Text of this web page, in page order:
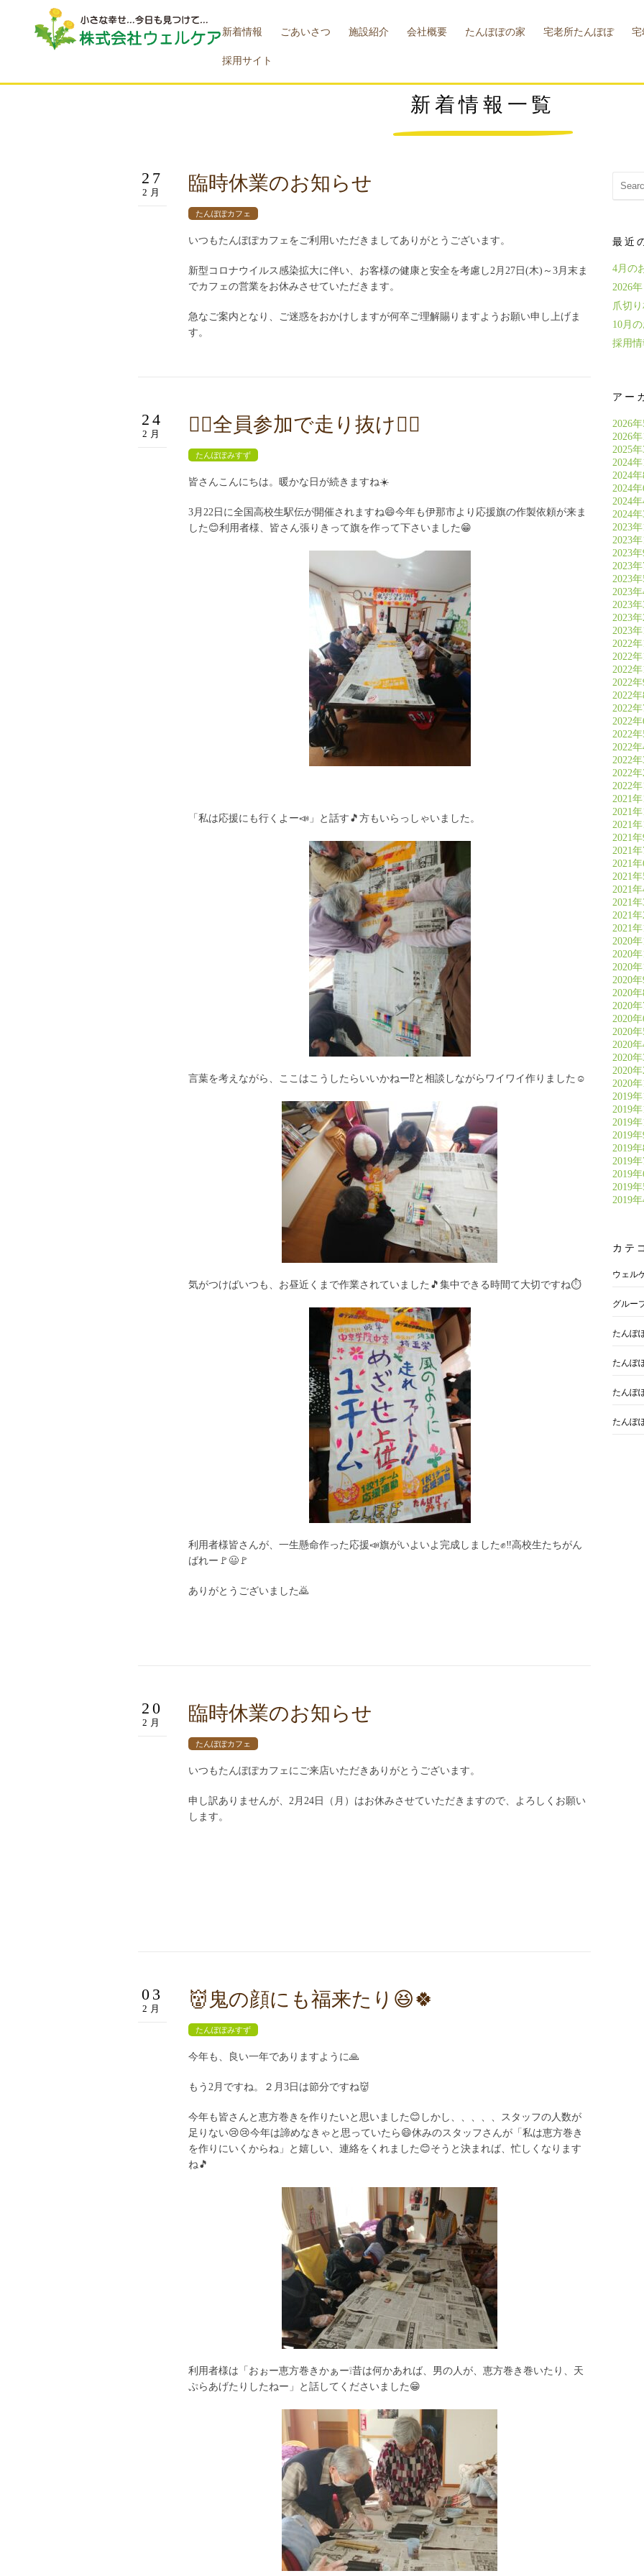
新着情報 ごあいさつ 施設紹介 会社概要 たんぽぽの家 宅老所たんぽぽ 宅
採用サイト
新着情報一覧
27
2月 臨時休業のお知らせ
たんぽぽカフェ
いつもたんぽぽカフェをご利用いただきましてありがとうございます。
新型コロナウイルス感染拡大に伴い、お客様の健康と安全を考慮し2月27日(木)～3月末ま
でカフェの営業をお休みさせていただきます。
急なご案内となり、ご迷惑をおかけしますが何卒ご理解賜りますようお願い申し上げま
す。
24
2月 🏃‍♂️全員参加で走り抜け🏃‍♀️
たんぽぽみすず
皆さんこんにちは。暖かな日が続きますね☀️
3月22日に全国高校生駅伝が開催されますね😄今年も伊那市より応援旗の作製依頼が来ま
した😊利用者様、皆さん張りきって旗を作って下さいました😁
「私は応援にも行くよー📣」と話す🎵方もいらっしゃいました。
言葉を考えながら、ここはこうしたらいいかねー⁉️と相談しながらワイワイ作りました☺️
気がつけばいつも、お昼近くまで作業されていました🎵集中できる時間て大切ですね⏱️
利用者様皆さんが、一生懸命作った応援📣旗がいよいよ完成しました✊‼️高校生たちがん
ばれー🚩😃🚩
ありがとうございました🙇
20
2月 臨時休業のお知らせ
たんぽぽカフェ
いつもたんぽぽカフェにご来店いただきありがとうございます。
申し訳ありませんが、2月24日（月）はお休みさせていただきますので、よろしくお願い
します。
03
2月 👹鬼の顔にも福来たり😆🍀
たんぽぽみすず
今年も、良い一年でありますように🙏
もう2月ですね。２月3日は節分ですね👹
今年も皆さんと恵方巻きを作りたいと思いました😊しかし、、、、、スタッフの人数が
足りない😢😢今年は諦めなきゃと思っていたら😄休みのスタッフさんが「私は恵方巻き
を作りにいくからね」と嬉しい、連絡をくれました😊そうと決まれば、忙しくなります
ね🎵
利用者様は「おぉー恵方巻きかぁー❕昔は何かあれば、男の人が、恵方巻き巻いたり、天
ぷらあげたりしたねー」と話してくださいました😁
最近
4月の
2026
爪切
10月
採用情
アー
2026年
2026年
2025年
2024年
2024年
2024年
2024年
2024年
2023年
2023年
2023年
2023年
2023年
2023年
2023年
2023年
2023年
2022年
2022年
2022年
2022年
2022年
2022年
2022年
2022年
2022年
2022年
2022年
2022年
2021年
2021年
2021年
2021年
2021年
2021年
2021年
2021年
2021年
2021年
2021年
2020年
2020年
2020年
2020年
2020年
2020年
2020年
2020年
2020年
2020年
2020年
2020年
2019年
2019年
2019年
2019年
2019年
2019年
2019年
2019年
2019年
カテ
ウェル
グルー
たんぽ
たんぽ
たんぽ
たんぽ